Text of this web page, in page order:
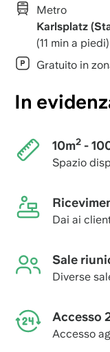
Metro
Karlsplatz
(11 min a piedi)
Gratuito in
In
10m2-
Spazio
Dai ai
Sale
Diverse
Accesso
Accesso